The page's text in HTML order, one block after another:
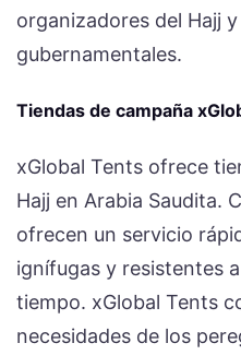
organizadores del Hajj
gubernamentales.
Tiendas de campaña
xGlobal Tents ofrece
Hajj en Arabia Saudita.
ofrecen un servicio
ignífugas y resistentes
tiempo. xGlobal Tents
necesidades de los